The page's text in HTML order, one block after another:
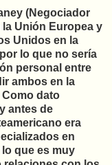
(Negociador
Unión Europea y
Unidos en la
lo que no sería
personal entre
ambos en la
dato
antes de
era
en
que es muy